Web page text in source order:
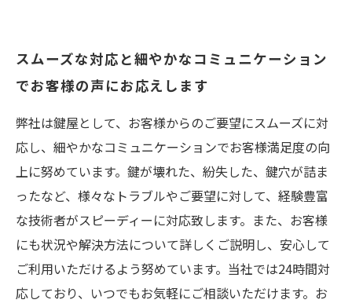
スムーズな対応と細やかなコミュニケーション
でお客様の声にお応えします
弊社は鍵屋として、お客様からのご要望にスムーズに対
応し、細やかなコミュニケーションでお客様満足度の向
上に努めています。鍵が壊れた、紛失した、鍵穴が詰ま
ったなど、様々なトラブルやご要望に対して、経験豊富
な技術者がスピーディーに対応致します。また、お客様
にも状況や解決方法について詳しくご説明し、安心して
ご利用いただけるよう努めています。当社では24時間対
応しており、いつでもお気軽にご相談いただけます。お